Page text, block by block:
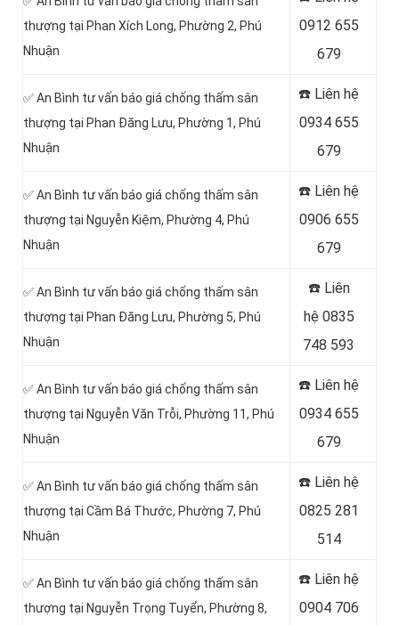
thượng tại Phan Xích Long, Phường 2, Phú
Nhuận
0912 655
679
✅ An Bình tư vấn báo giá chống thấm sân
thượng tại Phan Đăng Lưu, Phường 1, Phú
Nhuận
☎️ Liên hệ
0934 655
679
✅ An Bình tư vấn báo giá chống thấm sân
thượng tại Nguyễn Kiệm, Phường 4, Phú
Nhuận
☎️ Liên hệ
0906 655
679
✅ An Bình tư vấn báo giá chống thấm sân
thượng tại Phan Đăng Lưu, Phường 5, Phú
Nhuận
☎️ Liên
hệ 0835
748 593
✅ An Bình tư vấn báo giá chống thấm sân
thượng tại Nguyễn Văn Trỗi, Phường 11, Phú
Nhuận
☎️ Liên hệ
0934 655
679
✅ An Bình tư vấn báo giá chống thấm sân
thượng tại Cầm Bá Thước, Phường 7, Phú
Nhuận
☎️ Liên hệ
0825 281
514
✅ An Bình tư vấn báo giá chống thấm sân
thượng tại Nguyễn Trọng Tuyển, Phường 8,
☎️ Liên hệ
0904 706